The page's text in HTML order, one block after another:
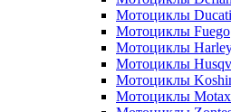
Мотоциклы Ducati
Мотоциклы Fuego
Мотоциклы
Мотоциклы
Мотоциклы
Мотоциклы Motax